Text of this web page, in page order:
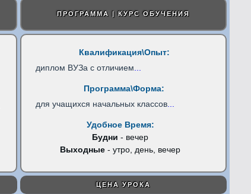
ПРОГРАММА | КУРС ОБУЧЕНИЯ
Квалификация\Опыт:
диплом ВУЗа с отличием
Программа\Форма:
для учащихся начальных классов...
Удобное Время:
Будни - вечер
Выходные - утро, день, вечер
ЦЕНА УРОКА